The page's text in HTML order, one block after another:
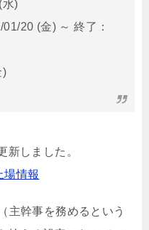
水)
20 (金) ～ 終了：
)
新しました。
場情報
主幹事を務めるという